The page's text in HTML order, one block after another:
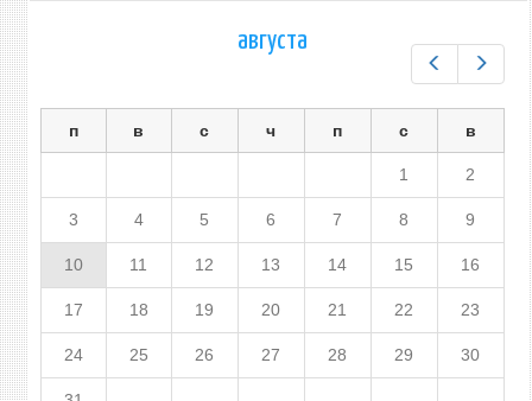
августа
п в с ч п с в
1 2
3 4 5 6 7 8 9
10 11 12 13 14 15 16
17 18 19 20 21 22 23
24 25 26 27 28 29 30